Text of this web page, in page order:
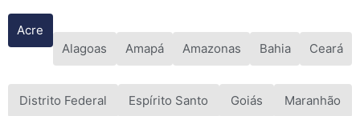
Acre
Alagoas
Amapá Amazonas Bahia Ceará
Distrito Federal Espírito Santo Goiás Maranhão